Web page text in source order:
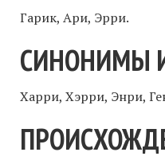
Гарик, Ари, Эрри.
СИНОНИМЫ
Харри, Хэрри, Энри,